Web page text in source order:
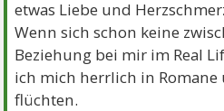
etwas Liebe und
Wenn sich schon keine
Beziehung bei mir im Real
ich mich herrlich in Romane
flüchten.